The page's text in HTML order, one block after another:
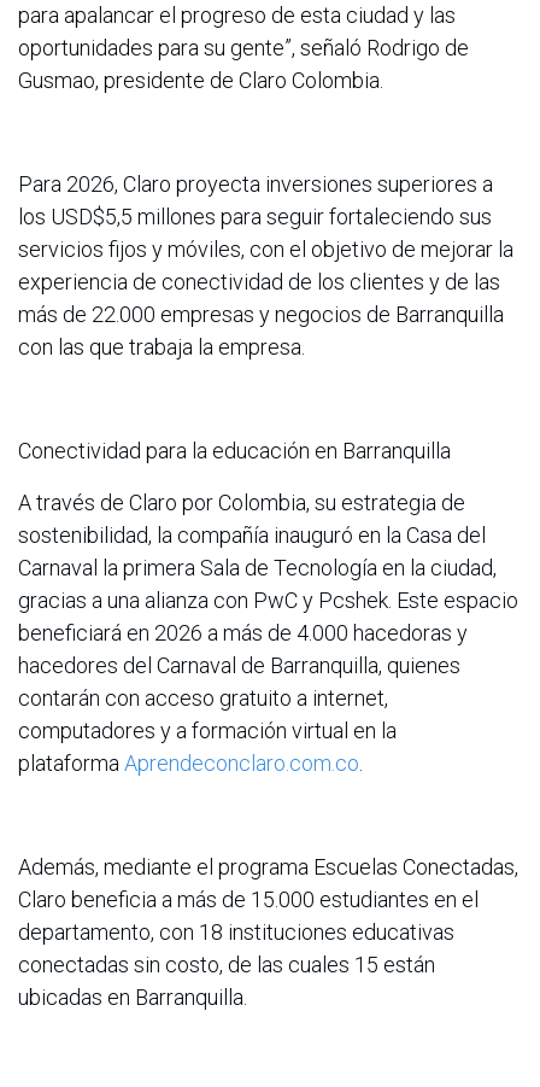
para apalancar el progreso de esta ciudad y las
oportunidades para su gente”, señaló Rodrigo de
Gusmao, presidente de Claro Colombia.
Para 2026, Claro proyecta inversiones superiores a
los USD$5,5 millones para seguir fortaleciendo sus
servicios fijos y móviles, con el objetivo de mejorar la
experiencia de conectividad de los clientes y de las
más de 22.000 empresas y negocios de Barranquilla
con las que trabaja la empresa.
Conectividad para la educación en Barranquilla
A través de Claro por Colombia, su estrategia de
sostenibilidad, la compañía inauguró en la Casa del
Carnaval la primera Sala de Tecnología en la ciudad,
gracias a una alianza con PwC y Pcshek. Este espacio
beneficiará en 2026 a más de 4.000 hacedoras y
hacedores del Carnaval de Barranquilla, quienes
contarán con acceso gratuito a internet,
computadores y a formación virtual en la
plataforma Aprendeconclaro.com.co
Además, mediante el programa Escuelas Conectadas,
Claro beneficia a más de 15.000 estudiantes en el
departamento, con 18 instituciones educativas
conectadas sin costo, de las cuales 15 están
ubicadas en Barranquilla.